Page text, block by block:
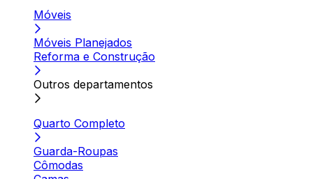
Móveis
Móveis Planejados
Reforma e Construção
Outros departamentos
Quarto Completo
Guarda-Roupas
Cômodas